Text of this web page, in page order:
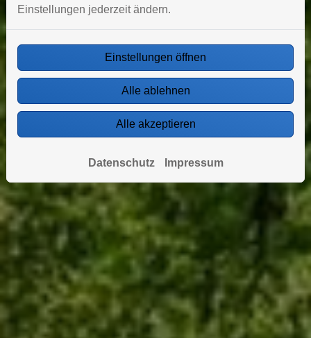
Einstellungen jederzeit ändern.
Einstellungen öffnen
Alle ablehnen
Alle akzeptieren
Datenschutz Impressum